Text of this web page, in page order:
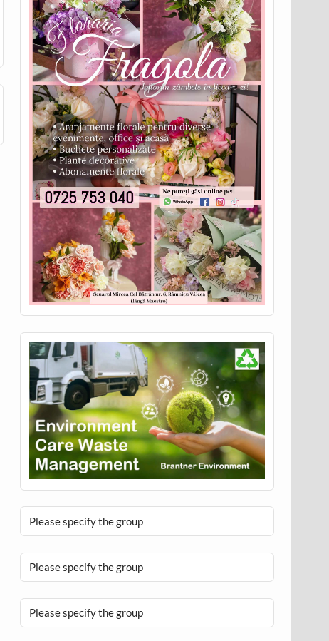
Please specify the group
Please specify the group
Please specify the group